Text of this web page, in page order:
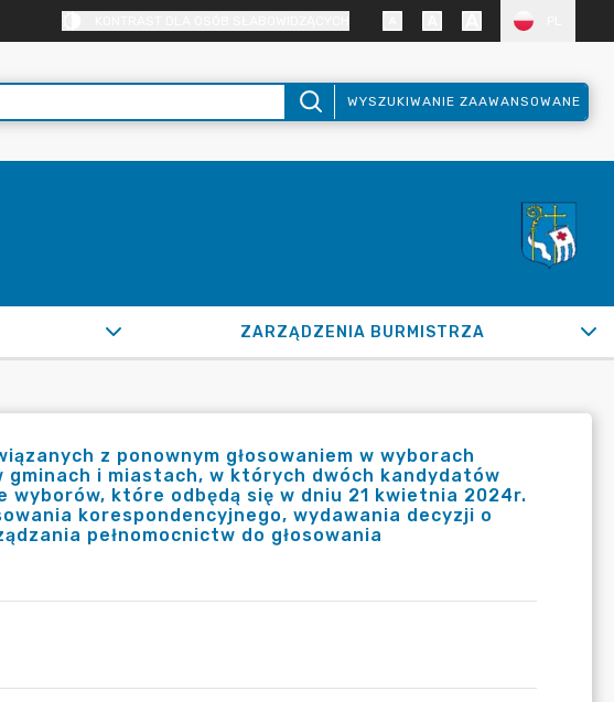
WYSZUKIWANIE ZAAWANSOWANE
ZARZĄDZENIA BURMISTRZA
z ponownym głosowaniem w wyborach
i miastach, w których dwóch kandydatów
wyborów, które odbędą się w dniu 21 kwietnia 2024r.
korespondencyjnego, wydawania decyzji o
pełnomocnictw do głosowania